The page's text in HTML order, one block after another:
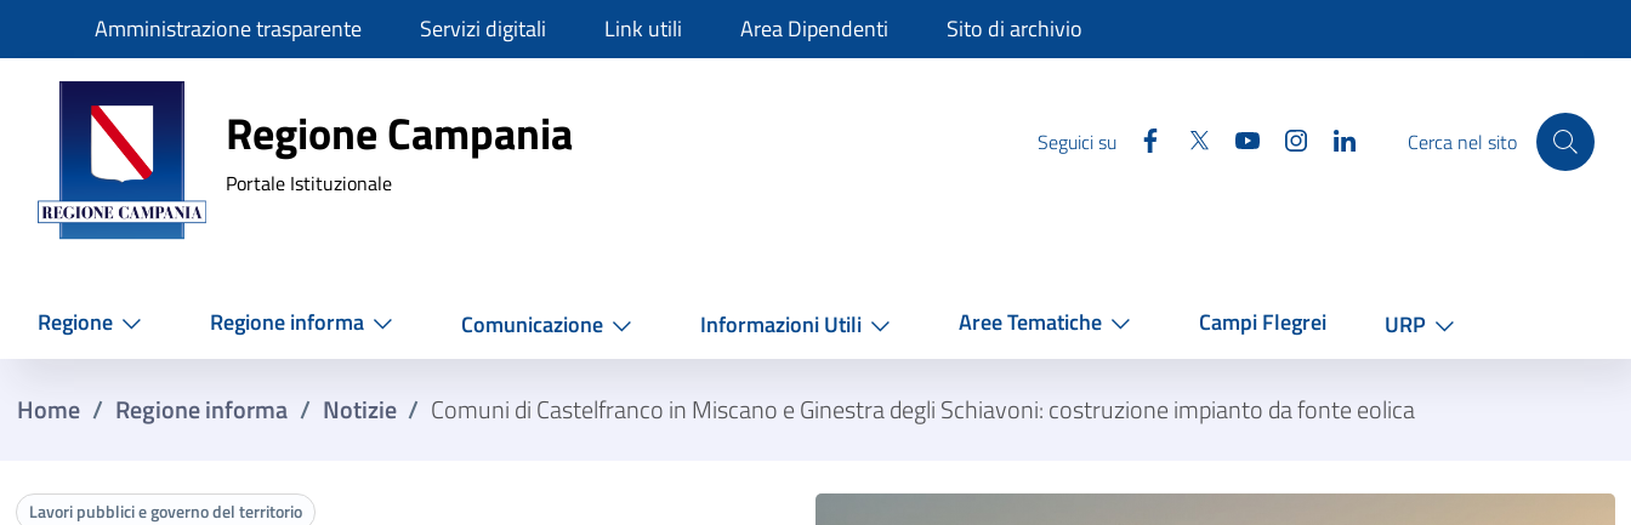
SlimAmministrazione trasparente Servizi digitali Link utili Area Dipendenti Sito di archivio
Regione Campania
Regione Campania
Portale Istituzionale
Seguici su Facebook
Twitter YouTube InstagramLinkedinCerca nel sito
Regione Regione informa Comunicazione Informazioni Utili Aree Tematiche Campi Flegrei URP
Home / Regione informa / Notizie / Comuni di Castelfranco in Miscano e Ginestra degli Schiavoni: costruzione impianto da fonte eolica
Lavori pubblici e governo del territorio